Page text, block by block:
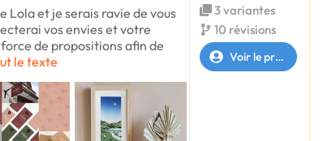
Lola et je serais ravie de vous
vos envies et votre
de propositions afin de
le texte
3 variantes
10 révisions
Voir le profil